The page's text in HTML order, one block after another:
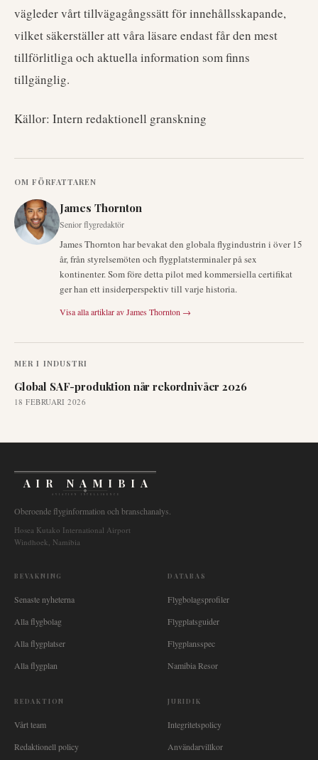
vägleder vårt tillvägagångssätt för innehållsskapande,
vilket säkerställer att våra läsare endast får den mest
tillförlitliga och aktuella information som finns
tillgänglig.
Källor: Intern redaktionell granskning
OM FÖRFATTAREN
James Thornton
Senior flygredaktör
James Thornton har bevakat den globala flygindustrin i över 15
år, från styrelsemöten och flygplatsterminaler på sex
kontinenter. Som före detta pilot med kommersiella certifikat
ger han ett insiderperspektiv till varje historia.
Visa alla artiklar avJames Thornton →
MER I INDUSTRI
Global SAF-produktion når rekordnivåer 2026
18 FEBRUARI 2026
AIR NAMIBIA
AVIATION INTELLIGENCE
Oberoende flyginformation och branschanalys.
Hosea Kutako International Airport
Windhoek, Namibia
BEVAKNING
Senaste nyheterna
Alla flygbolag
Alla flygplatser
Alla flygplan
DATABAS
Flygbolagsprofiler
Flygplatsguider
Flygplansspec
Namibia Resor
REDAKTION
Vårt team
Redaktionell policy
JURIDIK
Integritetspolicy
Användarvillkor